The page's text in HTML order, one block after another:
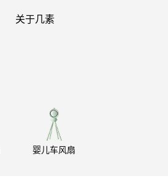
关于几素
婴儿车风扇